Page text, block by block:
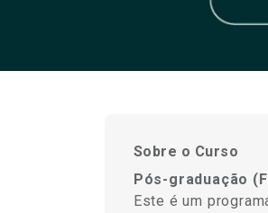
Sobre o Curso
Pós-graduação
Este é um